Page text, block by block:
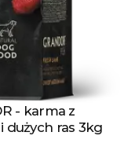
- karma z
dużych ras 3kg